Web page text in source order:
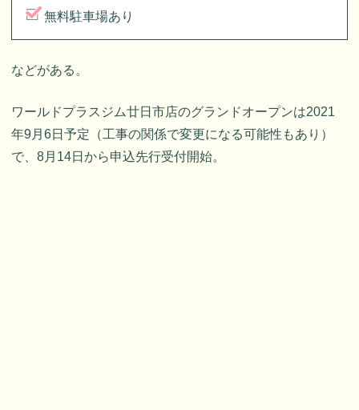
無料駐車場あり
などがある。
ワールドプラスジム廿日市店のグランドオープンは2021
年9月6日予定（工事の関係で変更になる可能性もあり）
で、8月14日から申込先行受付開始。